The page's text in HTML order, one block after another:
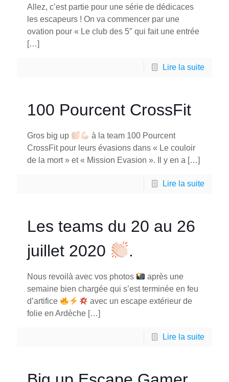
Allez, c’est partie pour une série de dédicaces
les escapeurs ! On va commencer par une
ovation pour « Le club des 5″ qui fait une entrée
[…]
Lire la suite
100 Pourcent CrossFit
Gros big up
à la team 100 Pourcent
CrossFit pour leurs évasions dans « Le couloir
de la mort » et « Mission Evasion ». Il y en a […]
Lire la suite
Les teams du 20 au 26
juillet 2020
.
Nous revoilà avec vos photos
après une
semaine bien chargée qui s’est terminée en feu
d’artifice
avec un escape extérieur de
folie en Ardèche […]
Lire la suite